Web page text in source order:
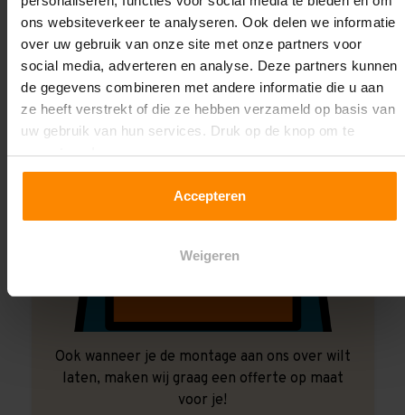
ons websiteverkeer te analyseren. Ook delen we informatie
over uw gebruik van onze site met onze partners voor
social media, adverteren en analyse. Deze partners kunnen
de gegevens combineren met andere informatie die u aan
ze heeft verstrekt of die ze hebben verzameld op basis van
uw gebruik van hun services. Druk op de knop om te
accepteren!
Accepteren
Weigeren
Ook wanneer je de montage aan ons over wilt
laten, maken wij graag een offerte op maat
voor je!